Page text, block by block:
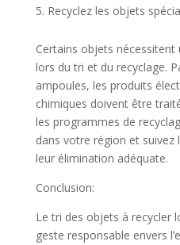
Recyclez les objets
Certains objets
lors du tri et du recyclage.
ampoules, les produits
chimiques doivent être
les programmes de
dans votre région et
leur élimination adéquate.
Conclusion:
Le tri des objets à recycler
geste responsable envers